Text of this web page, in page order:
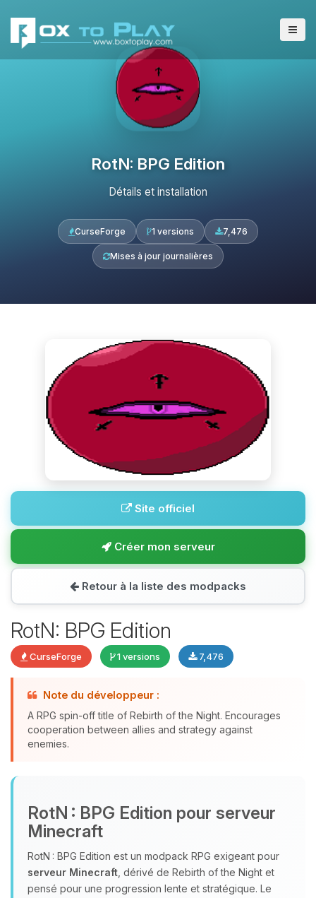
RotN: BPG Edition
Détails et installation
CurseForge 1 versions 7,476
Mises à jour journalières
Site officiel
Créer mon serveur
Retour à la liste des modpacks
RotN: BPG Edition
CurseForge 1 versions 7,476
Note du développeur :
A RPG spin-off title of Rebirth of the Night. Encourages
cooperation between allies and strategy against
enemies.
RotN : BPG Edition pour serveur
Minecraft
RotN : BPG Edition est un modpack RPG exigeant pour
serveur Minecraft , dérivé de Rebirth of the Night et
pensé pour une progression lente et stratégique. Le
Youpi, enfin quelqu’un pour me
assistant BoxToPlay. Dis-moi ce dont
tu as besoin et je vais remuer mes